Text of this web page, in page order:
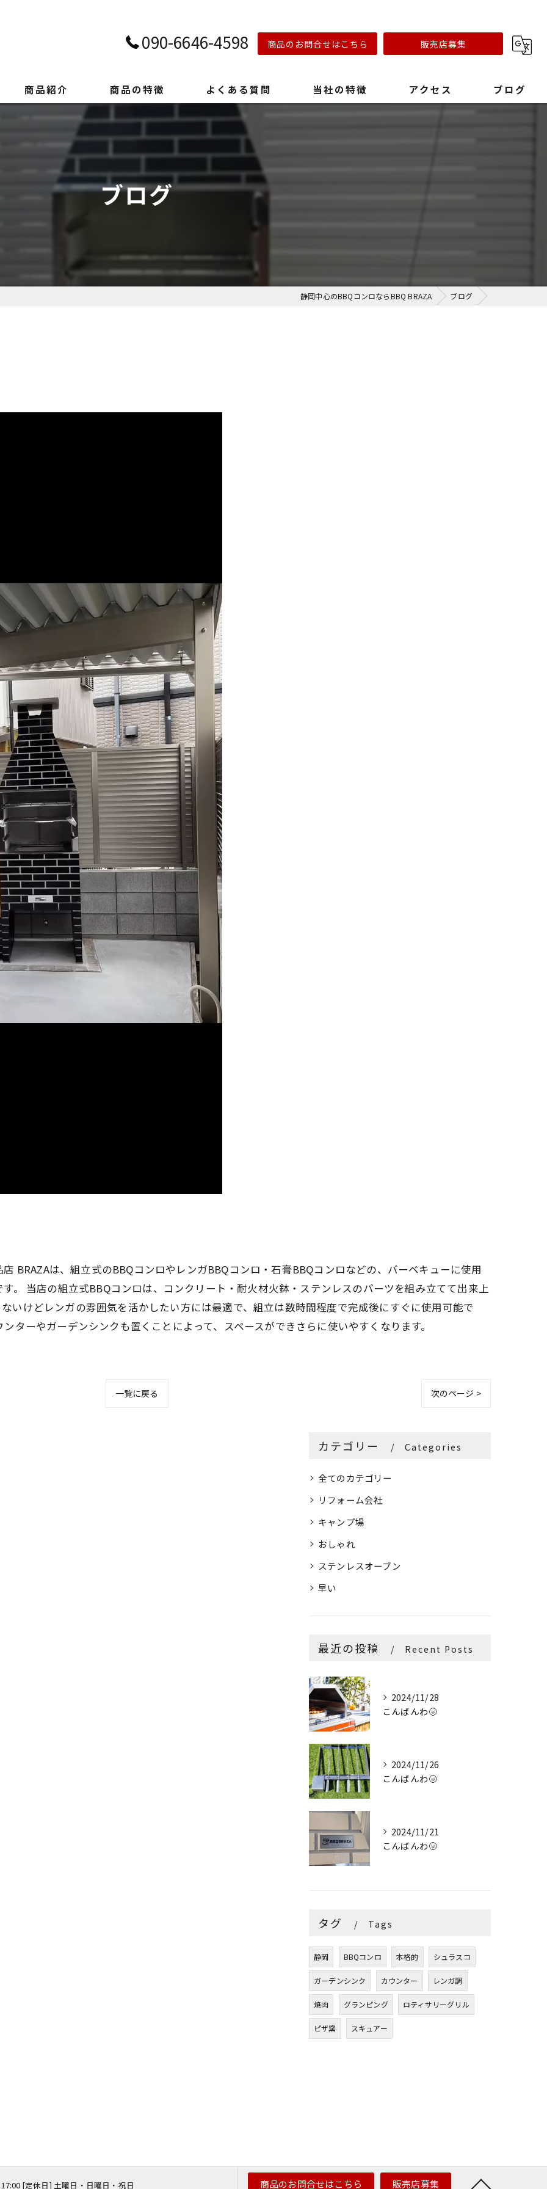
090-6646-4598 商品のお問合せはこちら 販売店募集
商品紹介 商品の特徴 よくある質問 当社の特徴 アクセス ブログ
ブログ
静岡中心のBBQコンロならBBQ BRAZA ブログ
BRAZAは、組立式のBBQコンロやレンガBBQコンロ・石膏BBQコンロなどの、バーベキューに使用
。 当店の組立式BBQコンロは、コンクリート・耐火材火鉢・ステンレスのパーツを組み立てて出来上
いけどレンガの雰囲気を活かしたい方には最適で、組立は数時間程度で完成後にすぐに使用可能で
ターやガーデンシンクも置くことによって、スペースができさらに使いやすくなります。
一覧に戻る 次のページ >
カテゴリー Categories
全てのカテゴリー
リフォーム会社
キャンプ場
おしゃれ
ステンレスオーブン
早い
最近の投稿 Recent Posts
2024/11/28
こんばんわ🌝
2024/11/26
こんばんわ🌝
2024/11/21
こんばんわ🌝
タグ Tags
静岡 BBQコンロ 本格的 シュラスコ
ガーデンシンク カウンター レンガ調
焼肉 グランピング ロティサリーグリル
ピザ窯 スキュアー
[定休日] 土曜日・日曜日・祝日 商品のお問合せはこちら 販売店募集